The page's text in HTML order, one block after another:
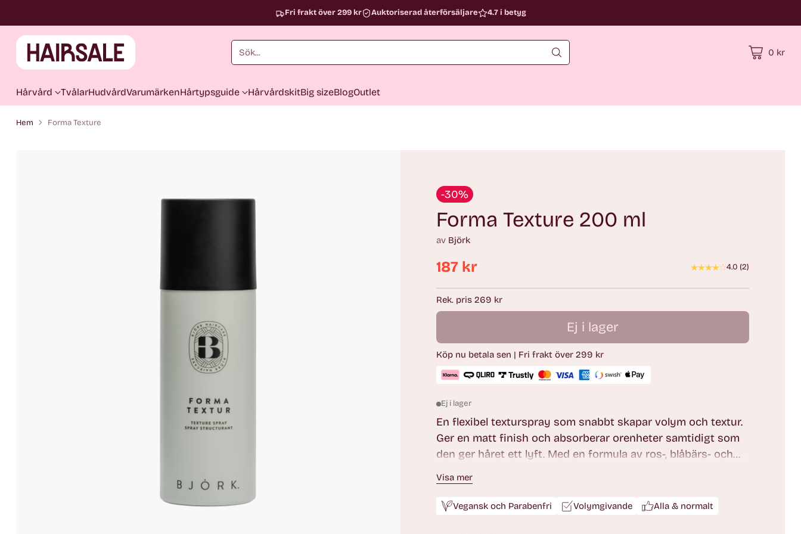
Sök... 0 kr
Hårvård TvålarHudvårdVarumärkenHårtypsguide HårvårdskitBig sizeBlogOutlet
Fri frakt över 299 kr Auktoriserad återförsäljare 4.7 i betyg
Hem Forma Texture
-30%
Forma Texture 200 ml
av Björk
Ordinarie
pris
187 kr 4.0 (2)
Rek. pris 269 kr
Ej i lager
Köp nu betala sen | Fri frakt över 299 kr
Ej i lager
En flexibel texturspray som snabbt skapar volym och textur.
Ger en matt finish och absorberar orenheter samtidigt som
den ger håret ett lyft. Med en formula av ros-, blåbärs- och
en flexibel stadga med ett torrt och matt slutresultat.
Visa mer
Vegansk och Parabenfri Volymgivande Alla & normalt